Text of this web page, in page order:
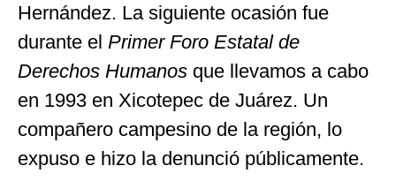
Hernández. La siguiente ocasión fue
durante el Primer Foro Estatal de
Derechos Humanos que llevamos a cabo
en 1993 en Xicotepec de Juárez. Un
compañero campesino de la región, lo
expuso e hizo la denunció públicamente.